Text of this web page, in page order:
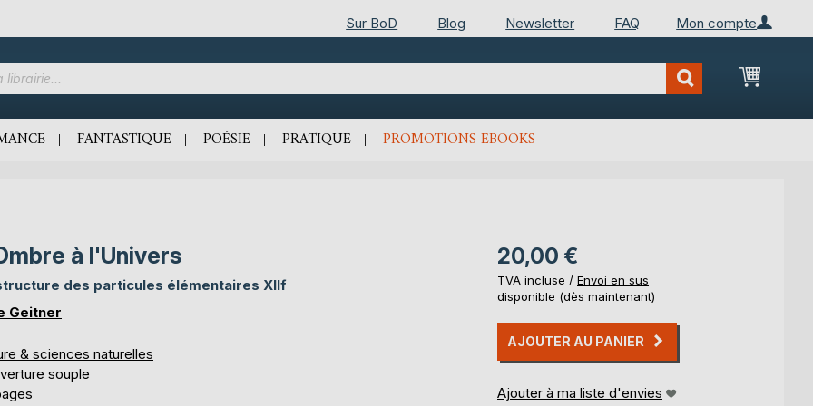
Mon compte
Sur BoD Blog Newsletter FAQ
Mon
FANTASTIQUE POÉSIE PRATIQUE PROMOTIONS EBOOKS
à l'Univers
des particules élémentaires XIIf
Geitner
& sciences naturelles
souple
20,00 €
TVA incluse / Envoi en sus
disponible (dès maintenant)
AJOUTER AU PANIER
Ajouter à ma liste d'envies